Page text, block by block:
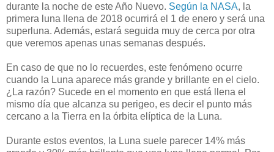
durante la noche de este Año Nuevo. Según la NASA, la
primera luna llena de 2018 ocurrirá el 1 de enero y será una
superluna. Además, estará seguida muy de cerca por otra
que veremos apenas unas semanas después.
En caso de que no lo recuerdes, este fenómeno ocurre
cuando la Luna aparece más grande y brillante en el cielo.
¿La razón? Sucede en el momento en que está llena el
mismo día que alcanza su perigeo, es decir el punto más
cercano a la Tierra en la órbita elíptica de la Luna.
Durante estos eventos, la Luna suele parecer 14% más